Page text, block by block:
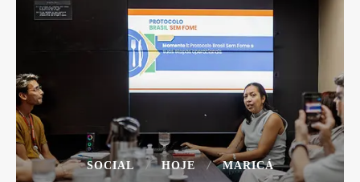
SOCIAL HOJE MARICÁ